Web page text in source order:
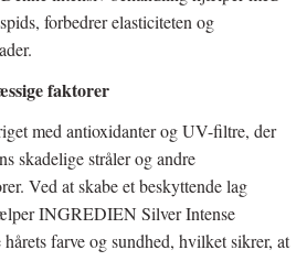
forbedrer elasticiteten og
faktorer
med antioxidanter og UV-filtre, der
skadelige stråler og andre
Ved at skabe et beskyttende lag
INGREDIEN Silver Intense
farve og sundhed, hvilket sikrer, at